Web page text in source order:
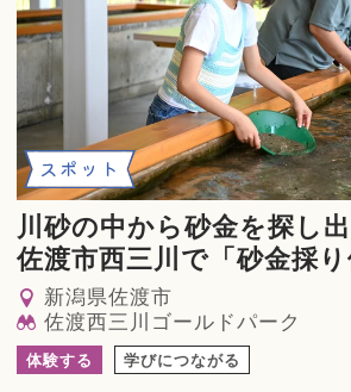
スポット
川砂の中から砂金を探し出
佐渡市西三川で「砂金採り
新潟県佐渡市
佐渡西三川ゴールドパーク
体験する 学びにつながる